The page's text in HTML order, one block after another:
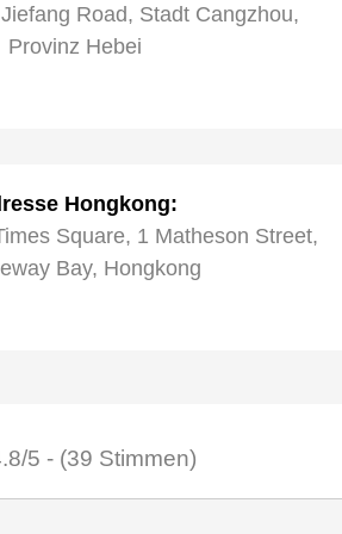
Road, Stadt Cangzhou,
Provinz Hebei
Hongkong:
Square, 1 Matheson Street,
Bay, Hongkong
5 - (39 Stimmen)